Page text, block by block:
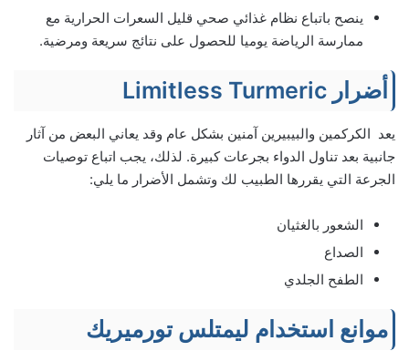
ينصح باتباع نظام غذائي صحي قليل السعرات الحرارية مع
ممارسة الرياضة يوميا للحصول على نتائج سريعة ومرضية.
أضرار Limitless Turmeric
يعد الكركمين والبيبيرين آمنين بشكل عام وقد يعاني البعض من آثار
جانبية بعد تناول الدواء بجرعات كبيرة. لذلك، يجب اتباع توصيات
الجرعة التي يقررها الطبيب لك وتشمل الأضرار ما يلي:
الشعور بالغثيان
الصداع
الطفح الجلدي
موانع استخدام ليمتلس تورميريك